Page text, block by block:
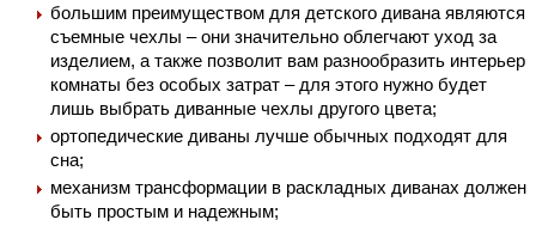
большим преимуществом для детского дивана являются
съемные чехлы – они значительно облегчают уход за
изделием, а также позволит вам разнообразить интерьер
комнаты без особых затрат – для этого нужно будет
лишь выбрать диванные чехлы другого цвета;
ортопедические диваны лучше обычных подходят для
сна;
механизм трансформации в раскладных диванах должен
быть простым и надежным;